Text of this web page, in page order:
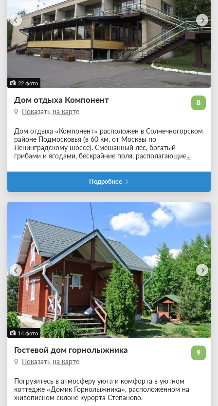
22 фото
8
Дом отдыха Компонент
Показать на карте
Дом отдыха «Компонент» расположен в Солнечногорском
районе Подмосковья (в 60 км. от Москвы по
Ленинградскому шоссе). Смешанный лес, богатый
грибами и ягодами, бескрайние поля, располагающие...
Подробнее
14 фото
9
Гостевой дом горнолыжника
Показать на карте
Погрузитесь в атмосферу уюта и комфорта в уютном
коттедже «Домик Горнолыжника», расположенном на
живописном склоне курорта Степаново.